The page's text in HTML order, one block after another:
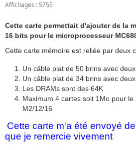
Affichages : 5755
Cette carte permettait d'ajouter de la
16 bits pour le microprocesseur
Cette carte mémoire est reliée par deux
Un câble plat de 50 brins avec
Un câble plat de 34 brins avec
Les DRAMs sont des 64K
Maximum 4 cartes soit 1Mo pour le
M2/12/16
Cette carte m'a été envoyé
que je remercie vivement